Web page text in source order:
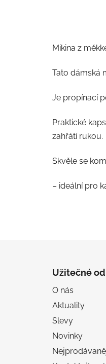
Mikina z
Tato dámská
Je propínací
Praktické
zahřátí rukou.
Skvěle se
– ideální pro
Užitečné
O nás
Aktuality
Slevy
Novinky